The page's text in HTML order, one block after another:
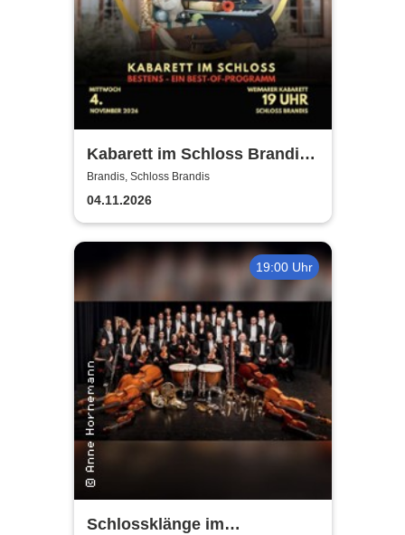
Kabarett im Schloss Brandis |
Weimarer Kabarett
Brandis, Schloss Brandis
04.11.2026
19:00 Uhr
Schlossklänge im